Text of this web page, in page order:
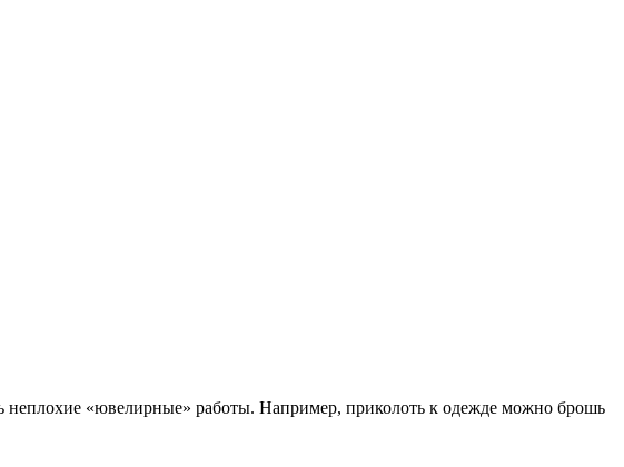
«ювелирные» работы. Например, приколоть к одежде можно брошь